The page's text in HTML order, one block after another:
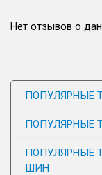
Нет отзывов о
ПОПУЛЯРНЫЕ
ПОПУЛЯРНЫЕ
ПОПУЛЯРНЫЕ
ШИН